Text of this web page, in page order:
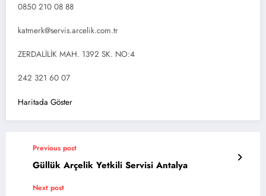
0850 210 08 88
katmerk@servis.arcelik.com.tr
ZERDALİLİK MAH. 1392 SK. NO:4
242 321 60 07
Haritada Göster
Previous post
Güllük Arçelik Yetkili Servisi Antalya
Next post